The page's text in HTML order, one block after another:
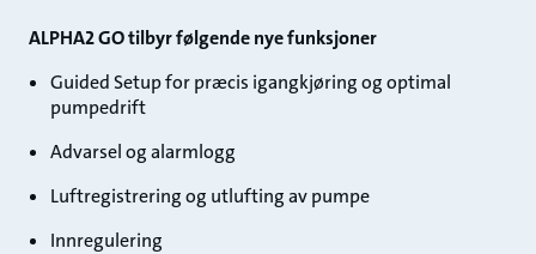
ALPHA2 GO tilbyr følgende nye funksjoner
Guided Setup for præcis igangkjøring og optimal
pumpedrift
Advarsel og alarmlogg
Luftregistrering og utlufting av pumpe
Innregulering